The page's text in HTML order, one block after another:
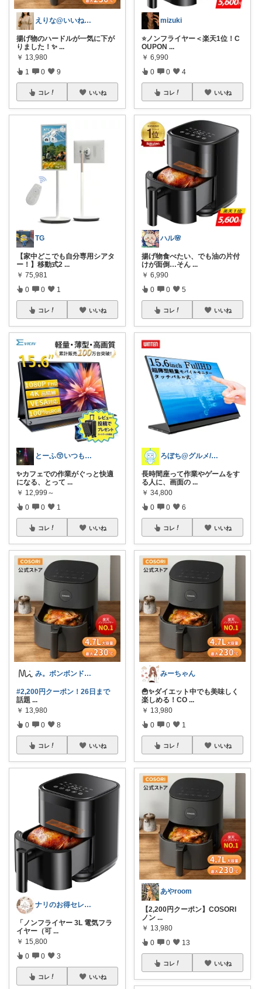
えりな@いいね100%バック💓
揚げ物のハードルが一気に下が
りました！✨ ...
￥ 13,980
1 0 9
コレ いいね
TG
【家中どこでも自分専用シアタ
ー！】移動式2 ...
￥ 75,981
0 0 1
コレ いいね
とーふ😚いつもご購入感謝です🙇
✨カフェでの作業がぐっと快適
になる、とって ...
￥ 12,999～
0 0 1
コレ いいね
み。ボンボンドロップシール☺︎
#2,200円クーポン！26日まで
話題 ...
￥ 13,980
0 0 8
コレ いいね
ナリのお得セレクト
「ノンフライヤー 3L 電気フラ
イヤー（可 ...
￥ 15,800
0 0 3
コレ いいね
mizuki
⭐️ノンフライヤー＜楽天1位！C
OUPON ...
￥ 6,990
0 0 4
コレ いいね
ハル🌸
揚げ物食べたい、でも油の片付
けが面倒…そん ...
￥ 6,990
0 0 5
コレ いいね
ろぼち@グルメ/キッチン雑貨
長時間座って作業やゲームをす
る人に、画面の ...
￥ 34,800
0 0 6
コレ いいね
みーちゃん
🍟✨ダイエット中でも美味しく
楽しめる！CO ...
￥ 13,980
0 0 1
コレ いいね
あやroom
【2,200円クーポン】COSORI
ノン ...
￥ 13,980
0 0 13
コレ いいね